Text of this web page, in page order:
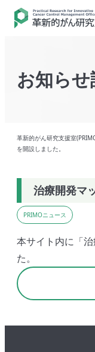
お知らせ
革新的がん研究支援室
を開設しました。
治療開発マ
PRIMOニュース
本サイト内に「
た。